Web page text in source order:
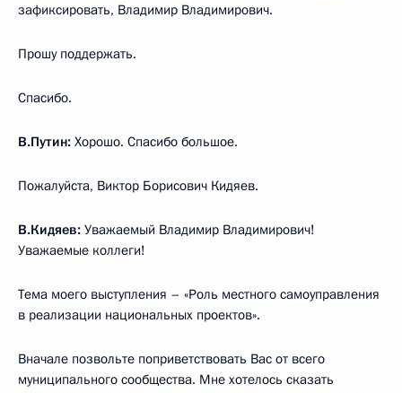
зафиксировать, Владимир Владимирович.
Прошу поддержать.
Спасибо.
В.Путин: Хорошо. Спасибо большое.
Пожалуйста, Виктор Борисович Кидяев.
В.Кидяев: Уважаемый Владимир Владимирович!
Уважаемые коллеги!
Тема моего выступления – «Роль местного самоуправления
в реализации национальных проектов».
Вначале позвольте поприветствовать Вас от всего
муниципального сообщества. Мне хотелось сказать